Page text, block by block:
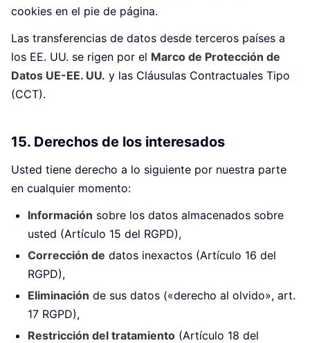
cookies en el pie de página.
Las transferencias de datos desde terceros países a
los EE. UU. se rigen por el Marco de Protección de
Datos UE-EE. UU. y las Cláusulas Contractuales Tipo
(CCT).
15. Derechos de los interesados
Usted tiene derecho a lo siguiente por nuestra parte
en cualquier momento:
Información sobre los datos almacenados sobre
usted (Artículo 15 del RGPD),
Corrección de datos inexactos (Artículo 16 del
RGPD),
Eliminación de sus datos («derecho al olvido», art.
17 RGPD),
Restricción del tratamiento (Artículo 18 del